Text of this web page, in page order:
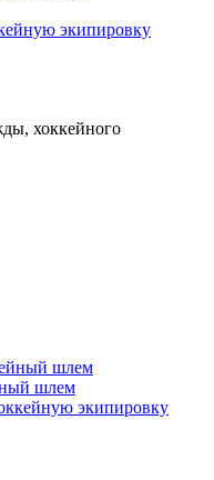
экипировку
хоккейного
шлем